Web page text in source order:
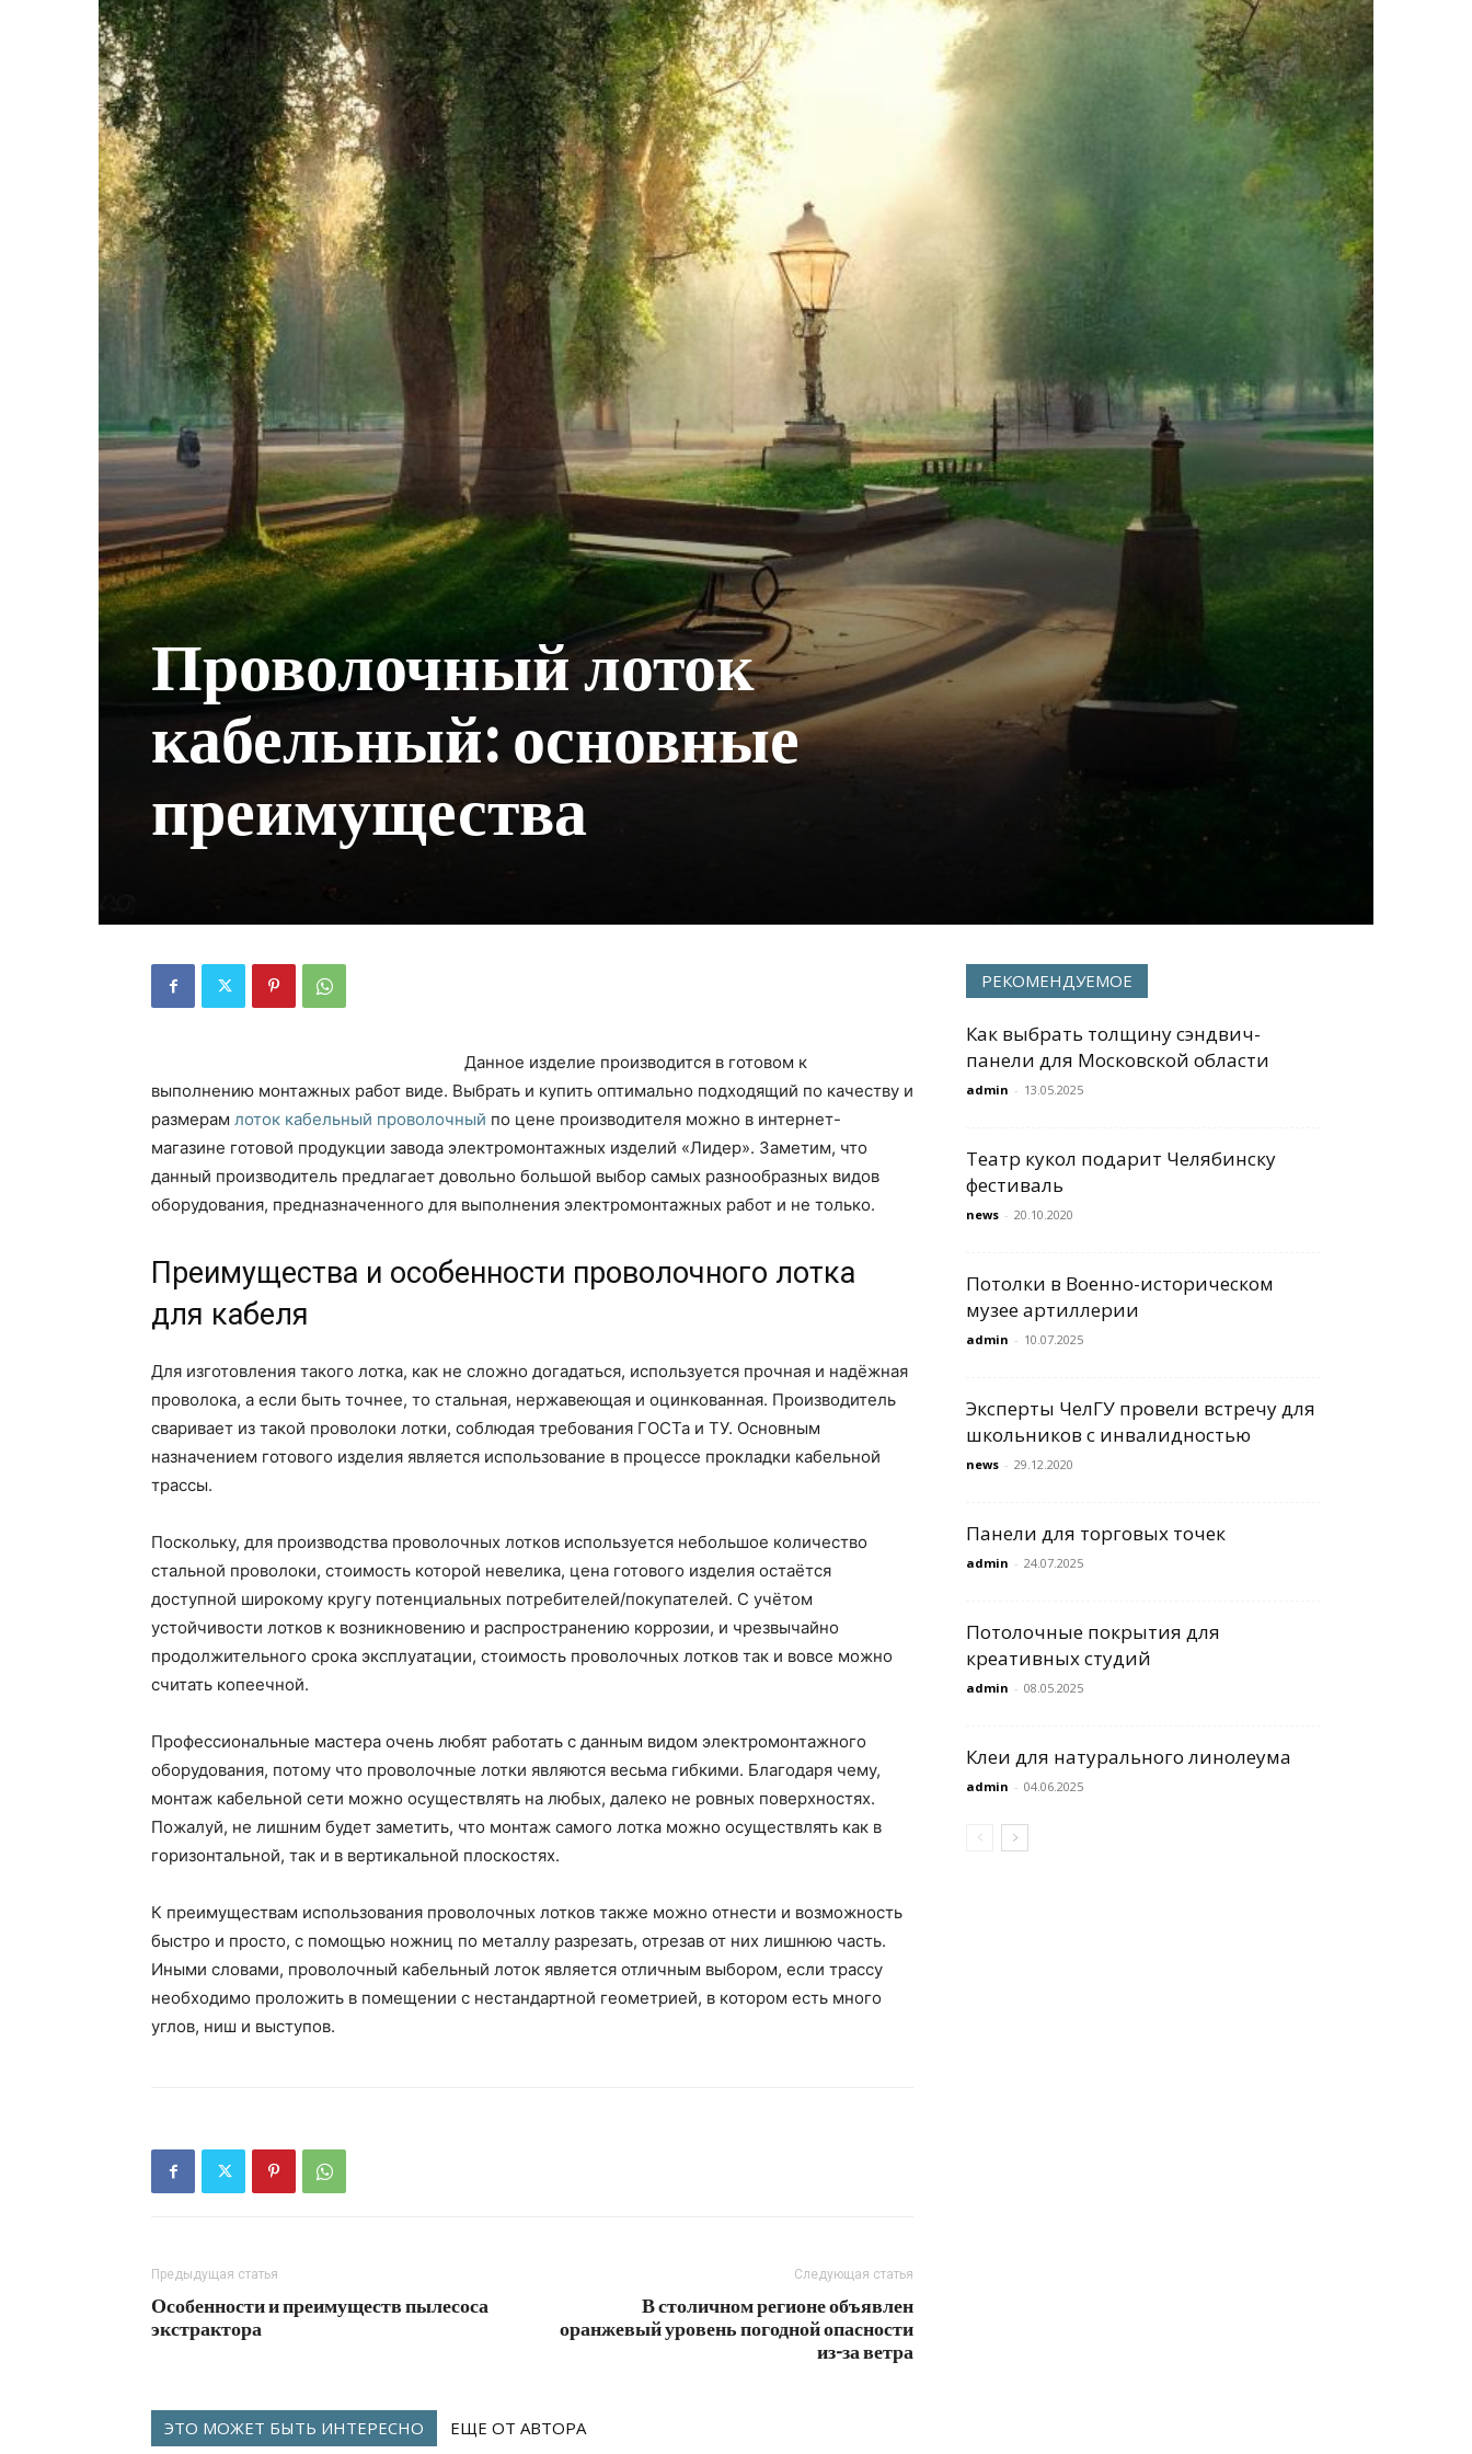
Проволочный лоток
кабельный: основные
преимущества
Данное изделие производится в готовом к
выполнению монтажных работ виде. Выбрать и купить оптимально подходящий по качеству и
размерам лоток кабельный проволочный по цене производителя можно в интернет-
магазине готовой продукции завода электромонтажных изделий «Лидер». Заметим, что
данный производитель предлагает довольно большой выбор самых разнообразных видов
оборудования, предназначенного для выполнения электромонтажных работ и не только.
Преимущества и особенности проволочного лотка
для кабеля
Для изготовления такого лотка, как не сложно догадаться, используется прочная и надёжная
проволока, а если быть точнее, то стальная, нержавеющая и оцинкованная. Производитель
сваривает из такой проволоки лотки, соблюдая требования ГОСТа и ТУ. Основным
назначением готового изделия является использование в процессе прокладки кабельной
трассы.
Поскольку, для производства проволочных лотков используется небольшое количество
стальной проволоки, стоимость которой невелика, цена готового изделия остаётся
доступной широкому кругу потенциальных потребителей/покупателей. С учётом
устойчивости лотков к возникновению и распространению коррозии, и чрезвычайно
продолжительного срока эксплуатации, стоимость проволочных лотков так и вовсе можно
считать копеечной.
Профессиональные мастера очень любят работать с данным видом электромонтажного
оборудования, потому что проволочные лотки являются весьма гибкими. Благодаря чему,
монтаж кабельной сети можно осуществлять на любых, далеко не ровных поверхностях.
Пожалуй, не лишним будет заметить, что монтаж самого лотка можно осуществлять как в
горизонтальной, так и в вертикальной плоскостях.
К преимуществам использования проволочных лотков также можно отнести и возможность
быстро и просто, с помощью ножниц по металлу разрезать, отрезав от них лишнюю часть.
Иными словами, проволочный кабельный лоток является отличным выбором, если трассу
необходимо проложить в помещении с нестандартной геометрией, в котором есть много
углов, ниш и выступов.
Предыдущая статья
Особенности и преимуществ пылесоса
экстрактора
Следующая статья
В столичном регионе объявлен
оранжевый уровень погодной опасности
из-за ветра
ЭТО МОЖЕТ БЫТЬ ИНТЕРЕСНО ЕЩЕ ОТ АВТОРА
РЕКОМЕНДУЕМОЕ
Как выбрать толщину сэндвич-
панели для Московской области
admin - 13.05.2025
Театр кукол подарит Челябинску
фестиваль
news - 20.10.2020
Потолки в Военно-историческом
музее артиллерии
admin - 10.07.2025
Эксперты ЧелГУ провели встречу для
школьников с инвалидностью
news - 29.12.2020
Панели для торговых точек
admin - 24.07.2025
Потолочные покрытия для
креативных студий
admin - 08.05.2025
Клеи для натурального линолеума
admin - 04.06.2025